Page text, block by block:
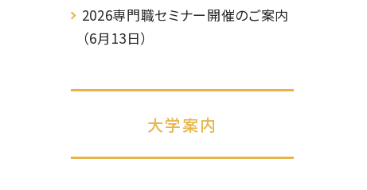
2026専門職セミナー開催のご案内
（6月13日）
大学案内